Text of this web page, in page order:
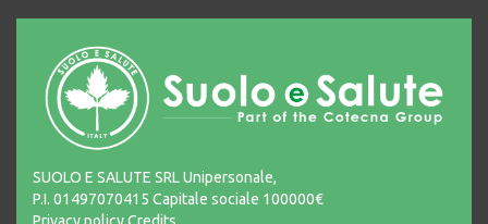
SUOLO E SALUTE SRL Unipersonale,
P.I. 01497070415 Capitale sociale 100000€